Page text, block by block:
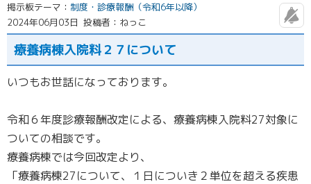
掲示板テーマ： 制度・診療報酬（令和6年以降）
2024年06月03日 投稿者：ねっこ
療養病棟入院料２７について
いつもお世話になっております。
令和６年度診療報酬改定による、療養病棟入院料27対象に
ついての相談です。
療養病棟では今回改定より、
「療養病棟27について、１日についき２単位を超える疾患